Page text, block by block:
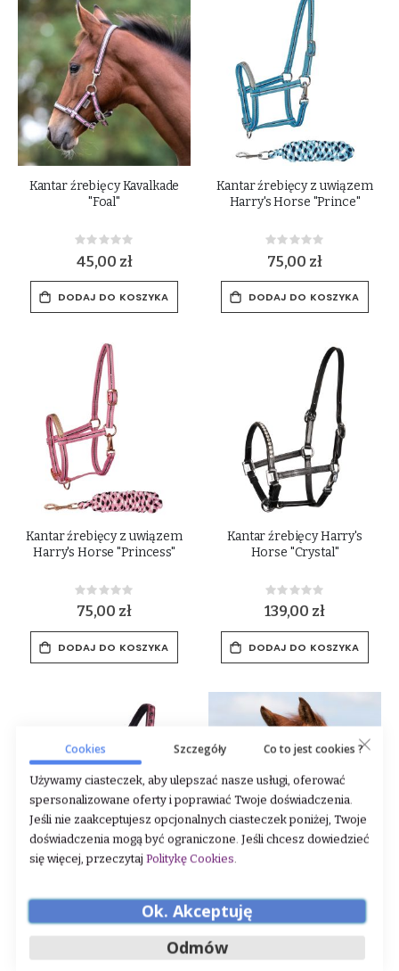
Kantar źrebięcy Kavalkade
"Foal"
Rating:
0%
45,00 zł
DODAJ DO KOSZYKA
Kantar źrebięcy z uwiązem
Harry's Horse "Prince"
Rating:
0%
75,00 zł
DODAJ DO KOSZYKA
Kantar źrebięcy z uwiązem
Harry's Horse "Princess"
Rating:
0%
75,00 zł
DODAJ DO KOSZYKA
Kantar źrebięcy Harry's
Horse "Crystal"
Rating:
0%
139,00 zł
DODAJ DO KOSZYKA
65,00 zł
"Color"
Cookies Szczegóły Co to jest cookies ?
Używamy ciasteczek, aby ulepszać nasze usługi, oferować
spersonalizowane oferty i poprawiać Twoje doświadczenia.
Jeśli nie zaakceptujesz opcjonalnych ciasteczek poniżej, Twoje
doświadczenia mogą być ograniczone. Jeśli chcesz dowiedzieć
się więcej, przeczytaj Politykę Cookies.
Ok. Akceptuję
Odmów